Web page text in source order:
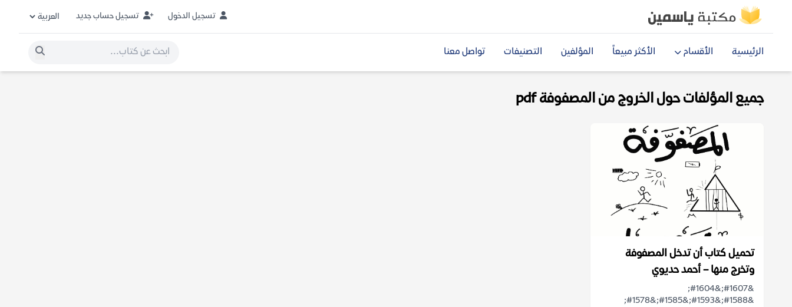
تسجيل الدخول تسجيل حساب جديد
الرئيسية الأقسام الأكثر مبيعاً المؤلفين التصنيفات تواصل معنا
جميع المؤلفات حول الخروج من المصفوفة pdf
تحميل كتاب أن تدخل المصفوفة
وتخرج منها – أحمد حديوي
&#1607;&#1604;
&#1588;&#1593;&#1585;&#1578;